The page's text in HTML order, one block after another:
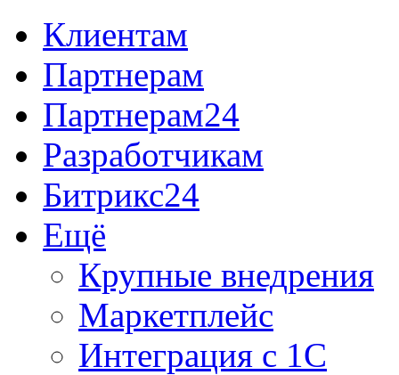
Клиентам
Партнерам
Партнерам24
Разработчикам
Битрикс24
Ещё
Крупные внедрения
Маркетплейс
Интеграция с 1С